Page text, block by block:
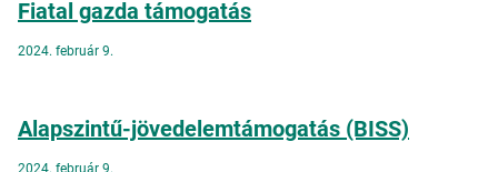
Fiatal gazda támogatás
2024. február 9.
Alapszintű-jövedelemtámogatás (BISS)
2024. február 9.